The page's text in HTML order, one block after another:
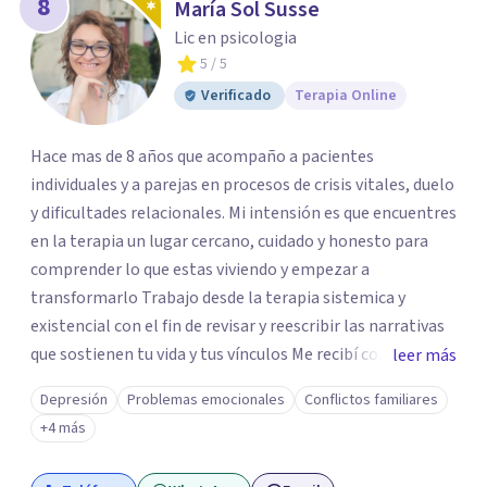
María Sol Susse
Lic en psicologia
5 / 5
Verificado
Terapia Online
Hace mas de 8 años que acompaño a pacientes
individuales y a parejas en procesos de crisis vitales, duelo
y dificultades relacionales. Mi intensión es que encuentres
en la terapia un lugar cercano, cuidado y honesto para
comprender lo que estas viviendo y empezar a
transformarlo Trabajo desde la terapia sistemica y
existencial con el fin de revisar y reescribir las narrativas
que sostienen tu vida y tus vínculos Me recibí como lic en
psicología en 2016 (Universidad de Mendoza). Soy
especialista en terapia de pareja (Escuela Sistemica
Argentina), diplomada en psicoterapia integrativa
(Universidad de Mendoza) y cuento con formaciones en
leer más
Depresión Problemas emocionales
Conflictos familiares
+4 más